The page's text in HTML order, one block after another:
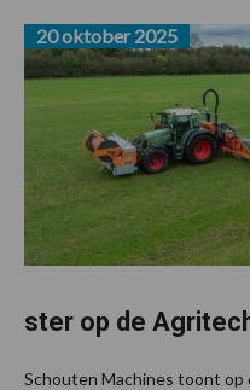
ster op de
20 oktober 2025
Schouten Machines toont op